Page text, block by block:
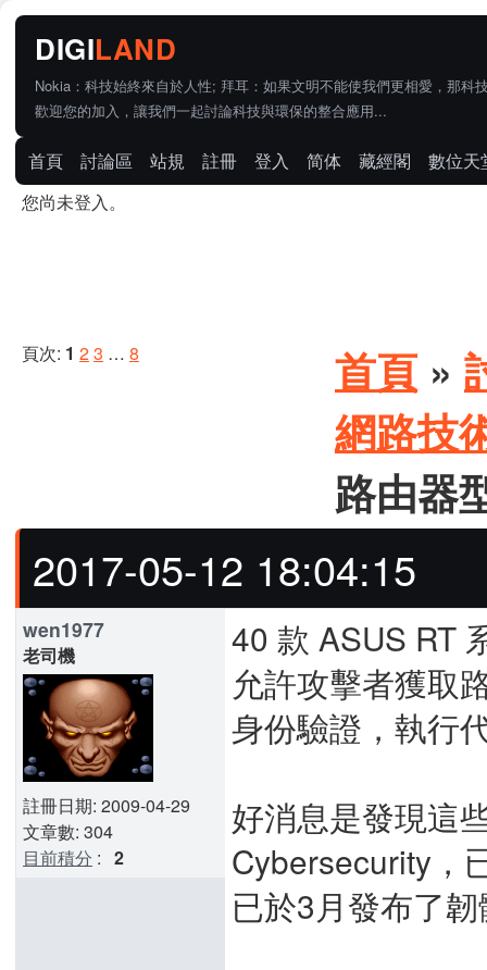
Nokia：科技始終來自於人性; 拜耳：如果文明不能使我們更相愛，那科
歡迎您的加入，讓我們一起討論科技與環保的整合應用...
首頁 討論區 站規 註冊 登入 简体 藏經閣
數位天
您尚未登入。
頁次: 1 23 … 8 首頁 »
網路技
路由器
2017-05-12 18:04:15
wen1977
老司機
註冊日期: 2009-04-29
文章數: 304
目前積分 : 2
40 款 ASUS RT
允許攻擊者獲取
身份驗證，執行
好消息是發現這
Cybersecurity，
已於3月發布了